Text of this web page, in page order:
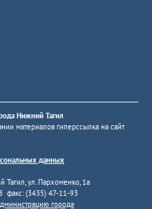
Нижний Тагил
материалов гиперссылка на сайт
данных
Тагил, ул. Пархоменко, 1а
факс: (3435) 47-11-93
города